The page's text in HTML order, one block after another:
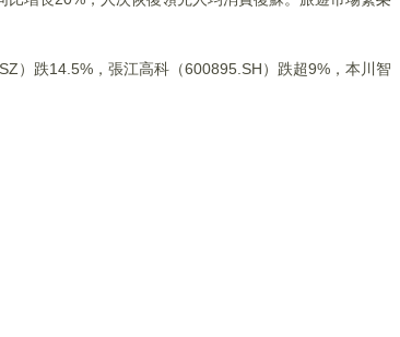
）跌14.5%，張江高科（600895.SH）跌超9%，本川智